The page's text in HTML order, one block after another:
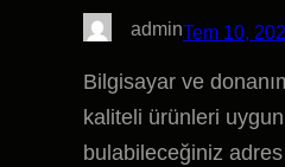
adminTem 10,
Bilgisayar ve
kaliteli ürünleri
bulabileceğiniz